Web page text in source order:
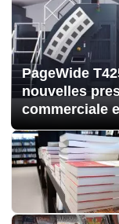
PageWide
nouvelles
commerciale